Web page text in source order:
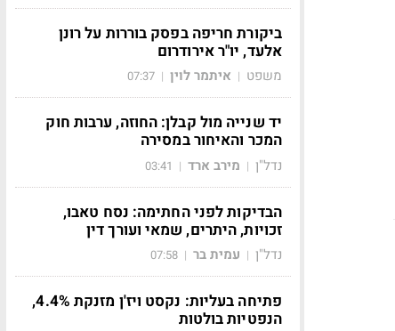
ביקורת חריפה בפסק בוררות על רונן
אלעד, יו"ר אירודרום
משפט | איתמר לוין |
07:37
יד שנייה מול קבלן: החוזה, ערבות חוק
המכר והאיחור במסירה
נדל"ן | מירב ארד |
03:41
הבדיקות לפני החתימה: נסח טאבו,
זכויות, היתרים, שמאי ועורך דין
נדל"ן | עמית בר |
07:58
פתיחה בעליות: נקסט ויז'ן מזנקת 4.4%,
הנפטיות בולטות